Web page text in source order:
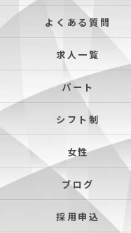
よくある質問
求人一覧
パート
シフト制
女性
ブログ
採用申込